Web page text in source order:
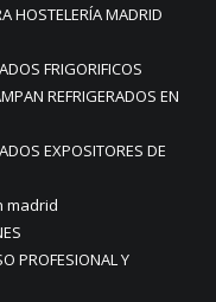
HOSTELERÍA MADRID
FRIGORIFICOS
REFRIGERADOS EN
EXPOSITORES DE
madrid
PROFESIONAL Y